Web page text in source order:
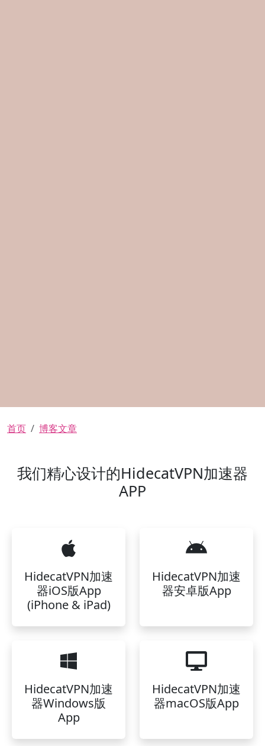
面包屑
首页 博客文章
我们精心设计的HidecatVPN加速器
APP
HidecatVPN加速
器iOS版App
(iPhone & iPad)
HidecatVPN加速
器安卓版App
HidecatVPN加速
器Windows版
App
HidecatVPN加速
器macOS版App